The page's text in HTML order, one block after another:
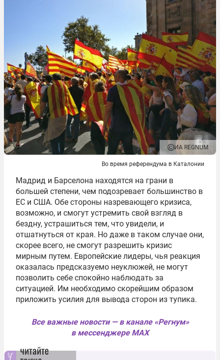
ИА REGNUM
Во время референдума в Каталонии
Мадрид и Барселона находятся на грани в
большей степени, чем подозревает большинство в
ЕС и США. Обе стороны назревающего кризиса,
возможно, и смогут устремить свой взгляд в
бездну, устрашиться тем, что увидели, и
отшатнуться от края. Но даже в таком случае они,
скорее всего, не смогут разрешить кризис
мирным путем. Европейские лидеры, чья реакция
оказалась предсказуемо неуклюжей, не могут
позволить себе спокойно наблюдать за
ситуацией. Им необходимо скорейшим образом
приложить усилия для вывода сторон из тупика.
Все важные новости — в канале «Регнум»
в мессенджере MAX
читайте